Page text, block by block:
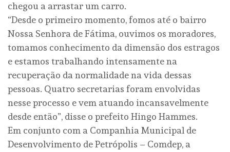
chegou a arrastar um carro.
“Desde o primeiro momento, fomos até o bairro
Nossa Senhora de Fátima, ouvimos os moradores,
tomamos conhecimento da dimensão dos estragos
e estamos trabalhando intensamente na
recuperação da normalidade na vida dessas
pessoas. Quatro secretarias foram envolvidas
nesse processo e vem atuando incansavelmente
desde então”, disse o prefeito Hingo Hammes.
Em conjunto com a Companhia Municipal de
Desenvolvimento de Petrópolis – Comdep, a